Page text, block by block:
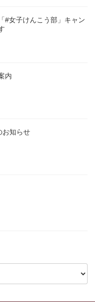
#女子けんこう部」キャン
内
お知らせ